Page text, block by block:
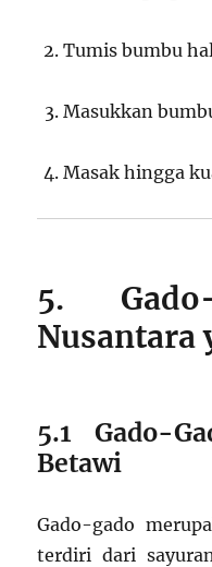
Tumis bumbu
Masukkan
Masak hingga
5.
Nusantara
5.1 Gado-
Betawi
Gado-gado
terdiri dari